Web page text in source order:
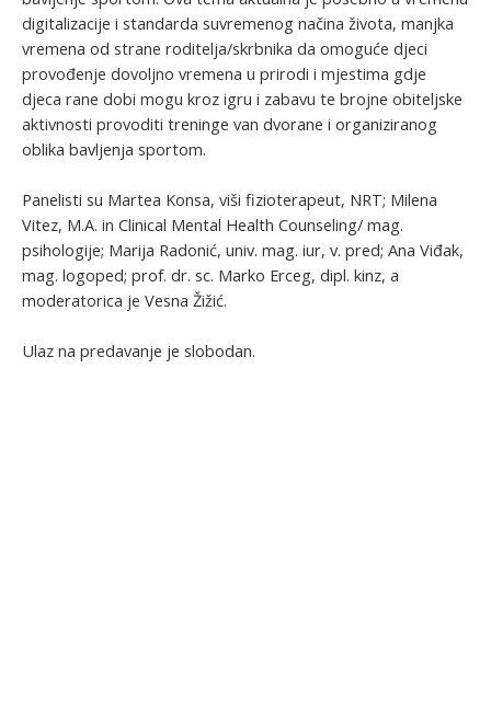
digitalizacije i standarda suvremenog načina života, manjka
vremena od strane roditelja/skrbnika da omoguće djeci
provođenje dovoljno vremena u prirodi i mjestima gdje
djeca rane dobi mogu kroz igru i zabavu te brojne obiteljske
aktivnosti provoditi treninge van dvorane i organiziranog
oblika bavljenja sportom.
Panelisti su Martea Konsa, viši fizioterapeut, NRT; Milena
Vitez, M.A. in Clinical Mental Health Counseling/ mag.
psihologije; Marija Radonić, univ. mag. iur, v. pred; Ana Viđak,
mag. logoped; prof. dr. sc. Marko Erceg, dipl. kinz, a
moderatorica je Vesna Žižić.
Ulaz na predavanje je slobodan.